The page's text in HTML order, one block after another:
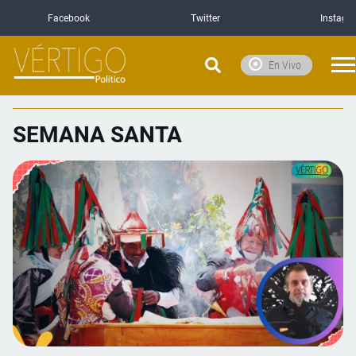
Facebook Twitter
En Vivo
SEMANA SANTA